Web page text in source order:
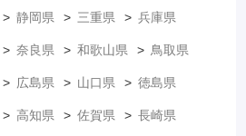
静岡県 三重県 兵庫県
奈良県 和歌山県 鳥取県
広島県 山口県 徳島県
高知県 佐賀県 長崎県